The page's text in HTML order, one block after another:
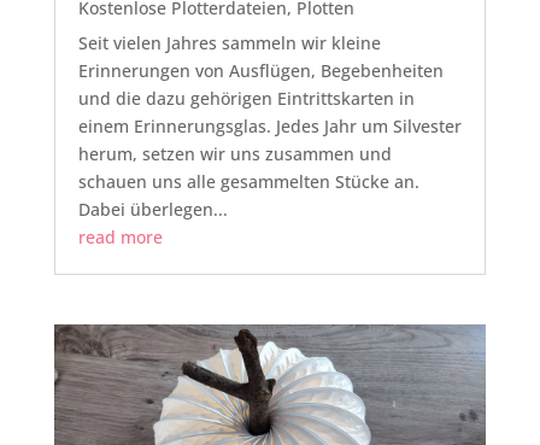
Kostenlose Plotterdateien, Plotten
Seit vielen Jahres sammeln wir kleine
Erinnerungen von Ausflügen, Begebenheiten
und die dazu gehörigen Eintrittskarten in
einem Erinnerungsglas. Jedes Jahr um Silvester
herum, setzen wir uns zusammen und
schauen uns alle gesammelten Stücke an.
Dabei überlegen...
read more